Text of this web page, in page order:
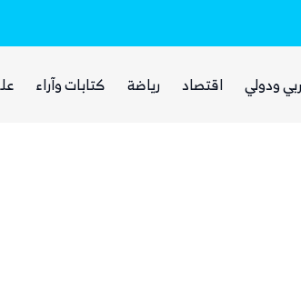
بأموال الفقراء
ودولي اقتصاد رياضة كتابات وآراء